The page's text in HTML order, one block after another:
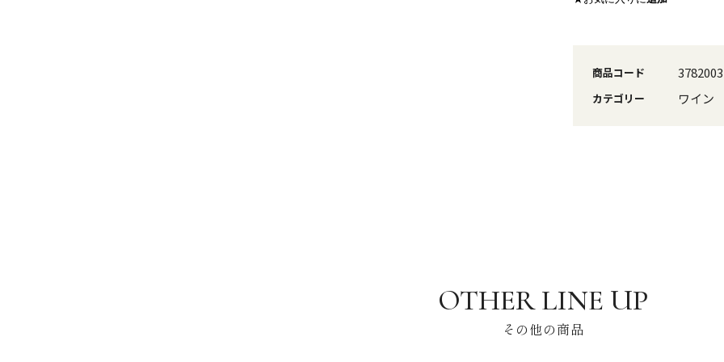
商品コード 3782003
カテゴリー ワイン
その他の商品